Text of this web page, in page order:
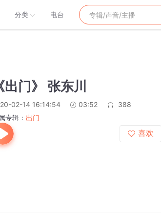
分类 电台
出门》 张东川
02-14 16:14:54 03:52
388
专辑： 出门
喜欢